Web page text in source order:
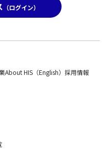
（ログイン）
About HIS（English） 採用情報